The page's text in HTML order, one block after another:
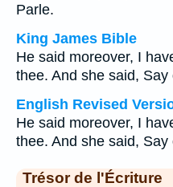
Parle.
King James Bible
He said moreover, I
thee. And she said, Say
English Revised
He said moreover, I
thee. And she said, Say
Trésor de l'Écriture